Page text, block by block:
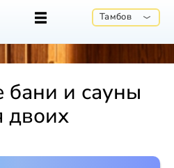
Тамбов
бани и сауны
двоих